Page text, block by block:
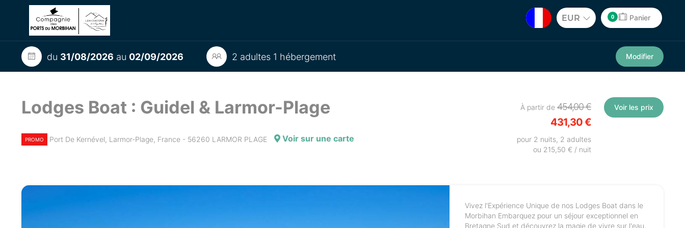
EUR 0 Panier
du 31/08/2026 au 02/09/2026 2 adultes 1 hébergement Modifier
Lodges Boat : Guidel & Larmor-Plage
PROMO Port De Kernével, Larmor-Plage, France - 56260 LARMOR PLAGE Voir sur une carte
À partir de 454,00 €
431,30 €
pour 2 nuits, 2 adultes
ou 215,50 € / nuit
Voir les prix
Vivez l'Expérience Unique de nos Lodges Boat dans le
Morbihan Embarquez pour un séjour exceptionnel en
Bretagne Sud et découvrez la magie de vivre sur l'eau,